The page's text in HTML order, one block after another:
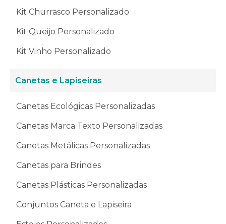
Kit Churrasco Personalizado
Kit Queijo Personalizado
Kit Vinho Personalizado
Canetas e Lapiseiras
Canetas Ecológicas Personalizadas
Canetas Marca Texto Personalizadas
Canetas Metálicas Personalizadas
Canetas para Brindes
Canetas Plásticas Personalizadas
Conjuntos Caneta e Lapiseira